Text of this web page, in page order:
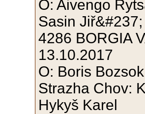
O: Aivengo
Sasin
4286 BORGIA
13.10.2017
O: Boris
Strazha Chov:
Hykyš Karel